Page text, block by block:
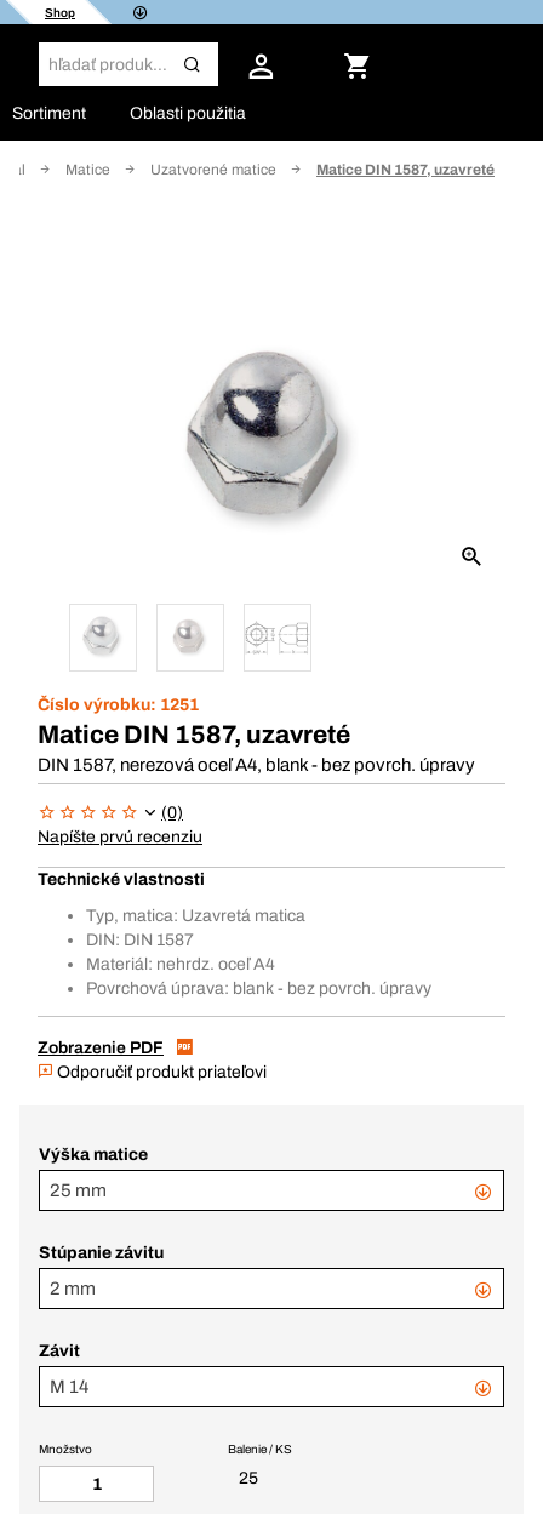
Shop
Sortiment Oblasti použitia
Matice Uzatvorené matice Matice DIN 1587, uzavreté
Číslo výrobku: 1251
Matice DIN 1587, uzavreté
DIN 1587, nerezová oceľ A4, blank - bez povrch. úpravy
(0)
Napíšte prvú recenziu
Technické vlastnosti
Typ, matica: Uzavretá matica
DIN: DIN 1587
Materiál: nehrdz. oceľ A4
Povrchová úprava: blank - bez povrch. úpravy
Zobrazenie PDF
Odporučiť produkt priateľovi
Výška matice
25 mm
Stúpanie závitu
2 mm
Závit
M 14
Balenie / KS
25
Množstvo